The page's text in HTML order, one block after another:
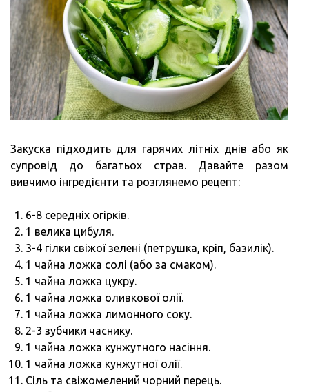
Закуска підходить для гарячих літніх днів або як
супровід до багатьох страв. Давайте разом
вивчимо інгредієнти та розглянемо рецепт:
6-8 середніх огірків.
1 велика цибуля.
3-4 гілки свіжої зелені (петрушка, кріп, базилік).
1 чайна ложка солі (або за смаком).
1 чайна ложка цукру.
1 чайна ложка оливкової олії.
1 чайна ложка лимонного соку.
2-3 зубчики часнику.
1 чайна ложка кунжутного насіння.
1 чайна ложка кунжутної олії.
Сіль та свіжомелений чорний перець.